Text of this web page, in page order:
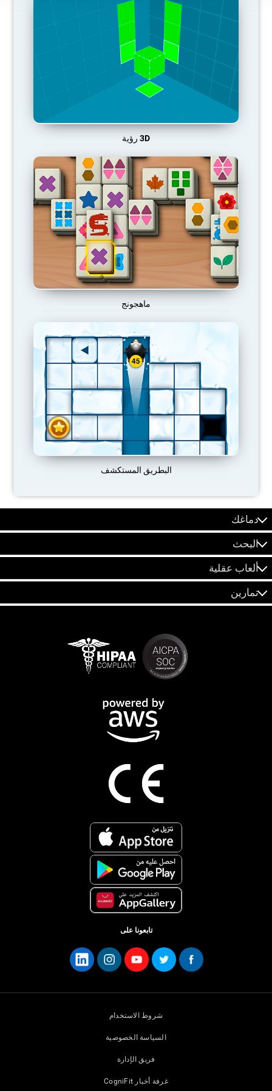
3D رؤية
ماهجونج
البطريق المستكشف
دماغك
البحث
ألعاب عقلية
تمارين
تابعونا على
شروط الاستخدام
السياسة الخصوصية
فريق الإدارة
غرفة أخبار CogniFit